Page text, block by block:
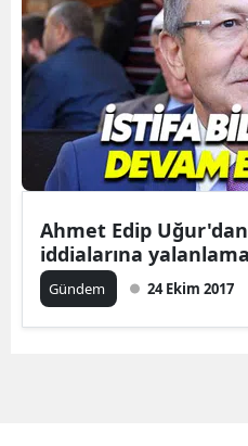
Ahmet Edip
iddialarına yalanlama
Gündem 24 Ekim 2017